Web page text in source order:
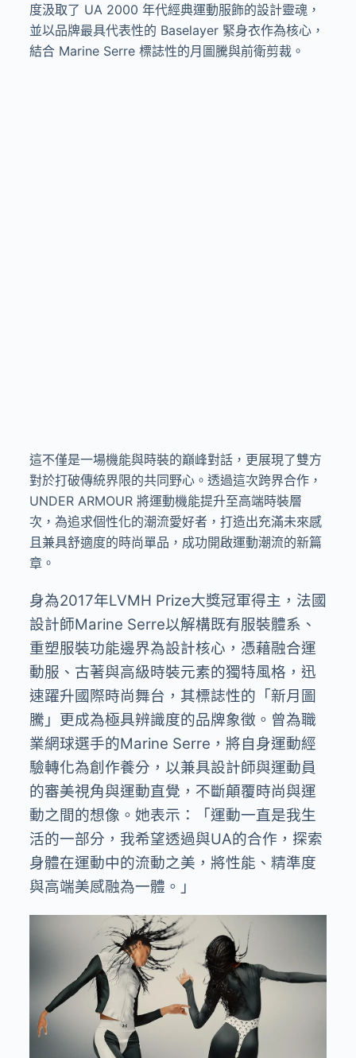
度汲取了 UA 2000 年代經典運動服飾的設計靈魂，
並以品牌最具代表性的 Baselayer 緊身衣作為核心，
結合 Marine Serre 標誌性的月圖騰與前衛剪裁。
這不僅是一場機能與時裝的巔峰對話，更展現了雙方
對於打破傳統界限的共同野心。透過這次跨界合作，
UNDER ARMOUR 將運動機能提升至高端時裝層
次，為追求個性化的潮流愛好者，打造出充滿未來感
且兼具舒適度的時尚單品，成功開啟運動潮流的新篇
章。
身為2017年LVMH Prize大獎冠軍得主，法國
設計師Marine Serre以解構既有服裝體系、
重塑服裝功能邊界為設計核心，憑藉融合運
動服、古著與高級時裝元素的獨特風格，迅
速躍升國際時尚舞台，其標誌性的「新月圖
騰」更成為極具辨識度的品牌象徵。曾為職
業網球選手的Marine Serre ，將自身運動經
驗轉化為創作養分，以兼具設計師與運動員
的審美視角與運動直覺，不斷顛覆時尚與運
動之間的想像。她表示：「運動一直是我生
活的一部分，我希望透過與UA的合作，探索
身體在運動中的流動之美，將性能、精準度
與高端美感融為一體。」